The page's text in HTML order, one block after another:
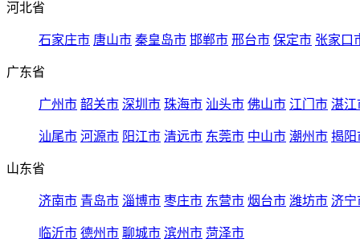
河北省
石家庄市 唐山市 秦皇岛市 邯郸市 邢台市 保定市 张家口
广东省
广州市 韶关市 深圳市 珠海市 汕头市 佛山市 江门市 湛江
汕尾市 河源市 阳江市 清远市 东莞市 中山市 潮州市 揭阳
山东省
济南市 青岛市 淄博市 枣庄市 东营市 烟台市 潍坊市 济宁
临沂市 德州市 聊城市 滨州市 菏泽市